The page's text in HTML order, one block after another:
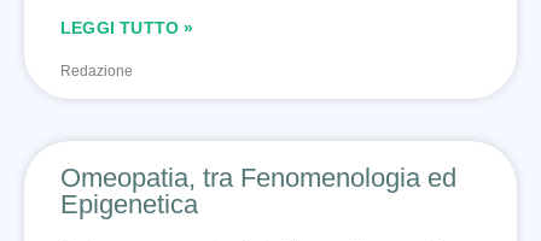
LEGGI TUTTO »
Redazione
Omeopatia, tra Fenomenologia ed
Epigenetica